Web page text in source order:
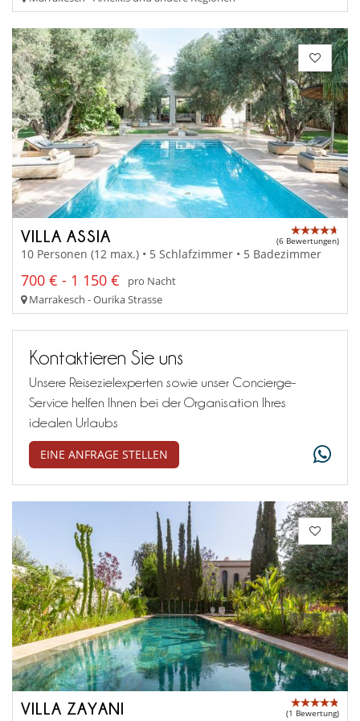
VILLA ASSIA (6 Bewertungen)
10 Personen (12 max.) • 5 Schlafzimmer • 5 Badezimmer
700 € - 1 150 €
pro Nacht
Marrakesch - Ourika Strasse
Kontaktieren Sie uns
Unsere Reisezielexperten sowie unser Concierge-
Service helfen Ihnen bei der Organisation Ihres
idealen Urlaubs
EINE ANFRAGE STELLEN
VILLA ZAYANI (1 Bewertung)